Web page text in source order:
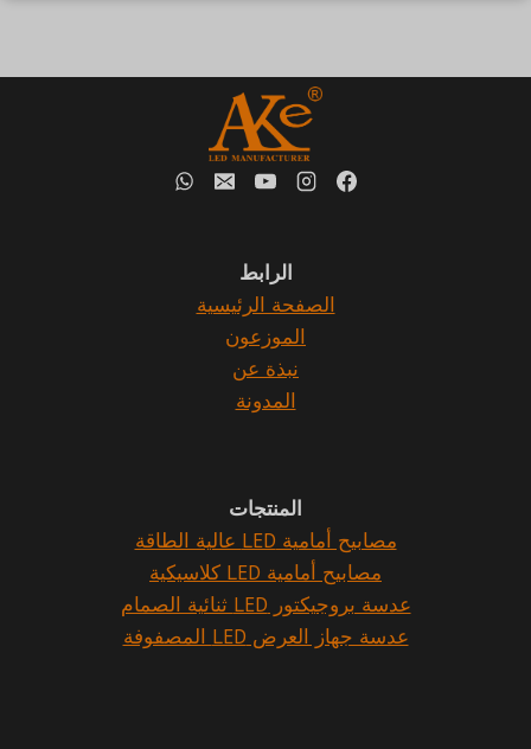
الرابط
الصفحة الرئيسية
الموزعون
نبذة عن
المدونة
المنتجات
مصابيح أمامية LED عالية الطاقة
مصابيح أمامية LED كلاسيكية
عدسة بروجيكتور LED ثنائية الصمام
عدسة جهاز العرض LED المصفوفة